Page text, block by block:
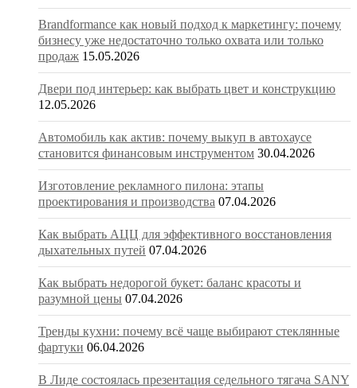
Brandformance как новый подход к маркетингу: почему
бизнесу уже недостаточно только охвата или только
продаж 15.05.2026
Двери под интерьер: как выбрать цвет и конструкцию
12.05.2026
Автомобиль как актив: почему выкуп в автохаусе
становится финансовым инструментом 30.04.2026
Изготовление рекламного пилона: этапы
проектирования и производства 07.04.2026
Как выбрать АЦЦ для эффективного восстановления
дыхательных путей 07.04.2026
Как выбрать недорогой букет: баланс красоты и
разумной цены 07.04.2026
Тренды кухни: почему всё чаще выбирают стеклянные
фартуки 06.04.2026
В Лиде состоялась презентация седельного тягача SANY